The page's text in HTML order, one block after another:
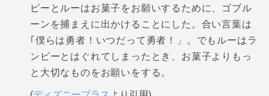
ピーとルーはお菓子をお願いするために、ゴブル
ーンを捕まえに出かけることにした。合い言葉は
｢僕らは勇者！いつだって勇者！」。でもルーはラ
ンピーとはぐれてしまったとき、お菓子よりもっ
と大切なものをお願いをする。